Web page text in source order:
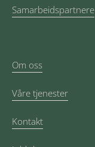
Samarbeidspartnere
Om oss
Våre tjenester
Kontakt